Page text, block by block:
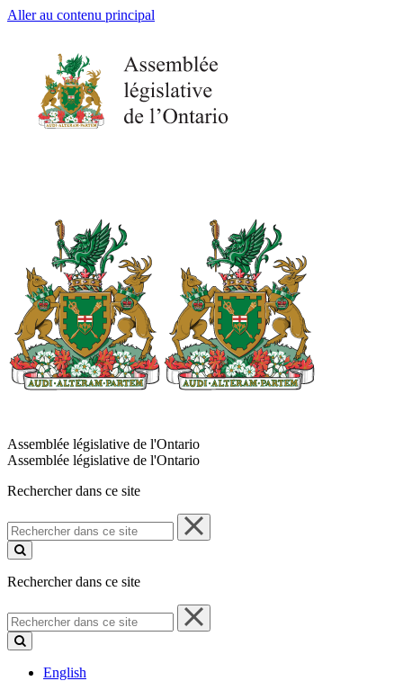
Aller au contenu principal
Assemblée législative de l'Ontario
Assemblée législative de l'Ontario
Rechercher dans ce site
Rechercher
dans
ce
Rechercher dans ce site
Rechercher
dans
ce
English